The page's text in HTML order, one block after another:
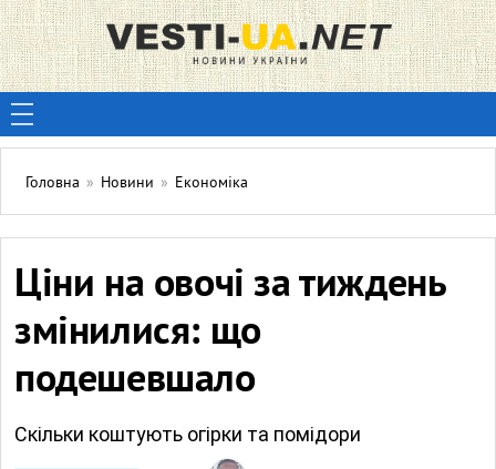
Головна » Новини » Економіка
Ціни на овочі за тиждень
змінилися: що
подешевшало
Скільки коштують огірки та помідори